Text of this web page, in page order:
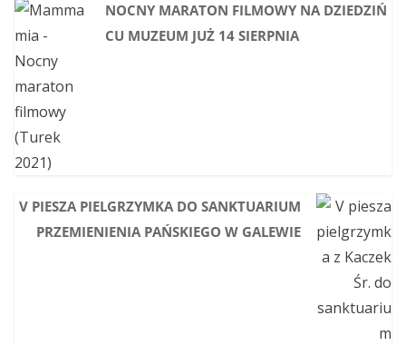
NOCNY MARATON FILMOWY NA DZIEDZIŃ
CU MUZEUM JUŻ 14 SIERPNIA
V PIESZA PIELGRZYMKA DO SANKTUARIUM
PRZEMIENIENIA PAŃSKIEGO W GALEWIE